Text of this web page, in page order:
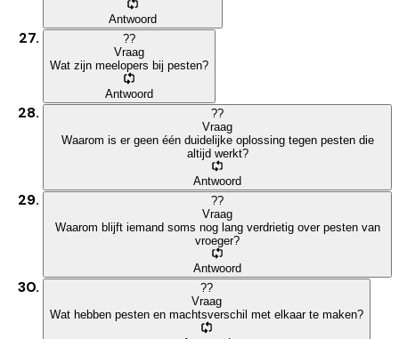
Antwoord
??
Vraag
Wat zijn meelopers bij pesten?
Antwoord
??
Vraag
Waarom is er geen één duidelijke oplossing tegen pesten die
altijd werkt?
Antwoord
??
Vraag
Waarom blijft iemand soms nog lang verdrietig over pesten van
vroeger?
Antwoord
??
Vraag
Wat hebben pesten en machtsverschil met elkaar te maken?